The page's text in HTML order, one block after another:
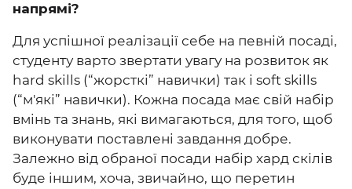
напрямі?
Для успішної реалізації себе на певній посаді,
студенту варто звертати увагу на розвиток як
hard skills (“жорсткі” навички) так і soft skills
(“м'які” навички). Кожна посада має свій набір
вмінь та знань, які вимагаються, для того, щоб
виконувати поставлені завдання добре.
Залежно від обраної посади набір хард скілів
буде іншим, хоча, звичайно, що перетин